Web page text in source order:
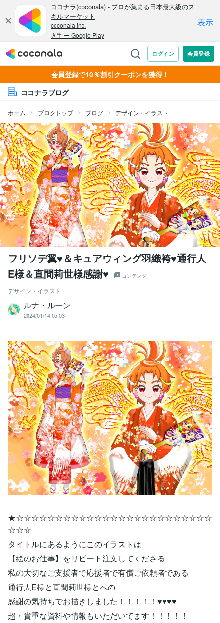
会員登録で10％割引クーポンを獲得！
ココナラブログ
ホーム ブログトップ ブログ デザイン・イラスト
フリソデ翼♥＆キュアウィング羽織袴♥通行人
E様＆直間莉世様感謝♥
コンテンツ
デザイン・イラスト
ルナ・ルーン
2024/01/14 05:03
★☆☆☆☆☆☆☆☆☆☆☆☆☆☆☆☆☆☆☆☆☆☆☆☆☆
☆☆☆
タイトルにあるようにこのイラストは
【絵のお仕事】をリピート注文してくださる
私の大切なご支援者で応援者で有償ご依頼者である
通行人E様と直間莉世様とへの
感謝の気持ちでお描きしました！！！！！♥♥♥♥
超・貴重な資料や情報もいただいてます！！！！！